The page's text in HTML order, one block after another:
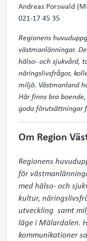
Andreas Porswald
021-17 45 35
Regionens
västmanlänningar.
hälso- och sjukvård,
näringslivsfrågor,
miljö. Västmanland
Här finns bra
goda förutsättningar
Om Region
Regionens
för
med hälso- och
kultur,
utveckling  samt
läge i Mälardalen.
kommunikationer